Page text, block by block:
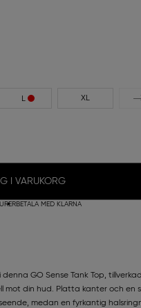
L XL
I VARUKORG
BETALA MED KLARNA
GO Sense Tank Top,
mot din hud. Platta kanter och en
medan en fyrkantig